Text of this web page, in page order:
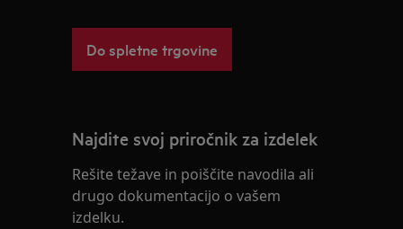
Do spletne trgovine
Najdite svoj priročnik za izdelek
Rešite težave in poiščite navodila ali
drugo dokumentacijo o vašem
izdelku.